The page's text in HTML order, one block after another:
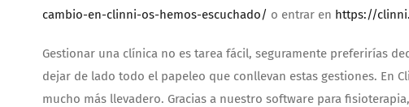
cambio-en-clinni-os-hemos-escuchado/ o entrar en https://
Gestionar una clínica no es tarea fácil, seguramente preferirías
dejar de lado todo el papeleo que conllevan estas gestiones. En
mucho más llevadero. Gracias a nuestro software para